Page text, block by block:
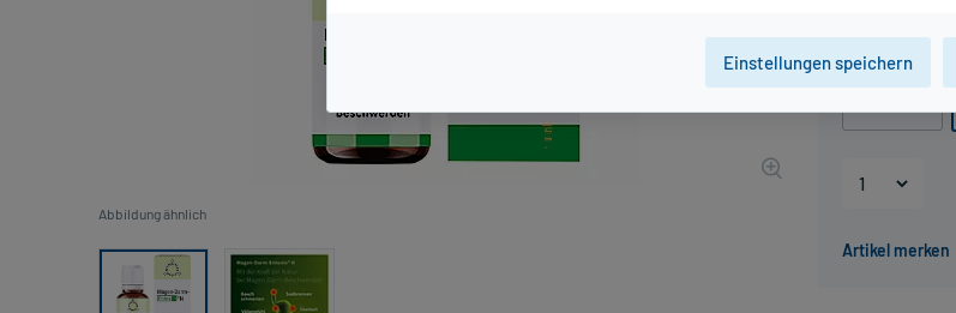
Abbildung ähnlich
Packungseinheit
Einstellungen speichern